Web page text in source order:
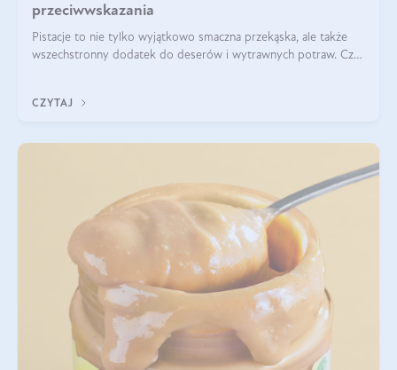
przeciwwskazania
Pistacje to nie tylko wyjątkowo smaczna przekąska, ale także
wszechstronny dodatek do deserów i wytrawnych potraw. Czy
CZYTAJ